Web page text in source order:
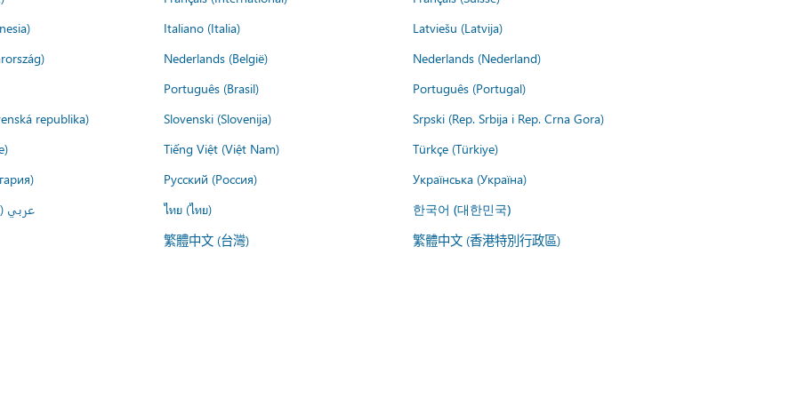
Italiano (Italia)
Latviešu (Latvija)
Nederlands (België)
Nederlands (Nederland)
Português (Brasil)
Português (Portugal)
republika)
Slovenski (Slovenija)
Srpski (Rep. Srbija i Rep. Crna Gora)
Tiếng Việt (Việt Nam)
Türkçe (Türkiye)
Русский (Россия)
Українська (Україна)
عربي
ไทย (ไทย) 한국어 (대한민국)
繁體中文 (台灣) 繁體中文 (香港特別行政區)